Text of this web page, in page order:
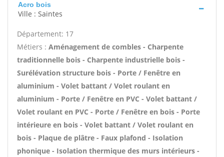
Acro bois
Ville : Saintes
Département: 17
Métiers : Aménagement de combles - Charpente
traditionnelle bois - Charpente industrielle bois -
Surélévation structure bois - Porte / Fenêtre en
aluminium - Volet battant / Volet roulant en
aluminium - Porte / Fenêtre en PVC - Volet battant /
Volet roulant en PVC - Porte / Fenêtre en bois - Porte
intérieure en bois - Volet battant / Volet roulant en
bois - Plaque de plâtre - Faux plafond - Isolation
phonique - Isolation thermique des murs intérieurs -